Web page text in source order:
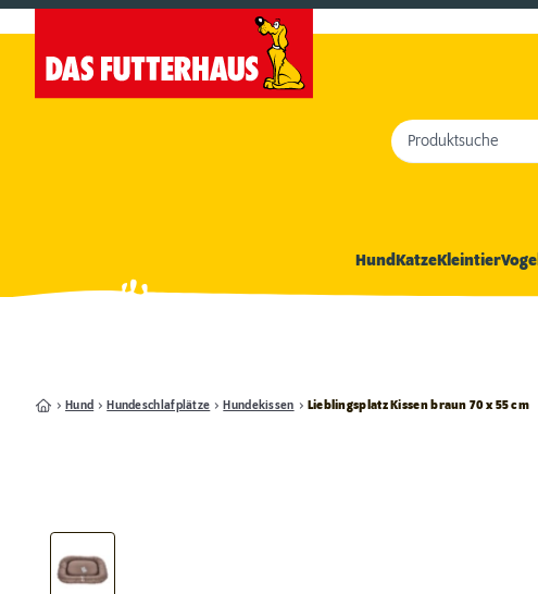
Produktsuche
HundKatzeKleintierVogel
Hund Hundeschlafplätze Hundekissen Lieblingsplatz Kissen braun 70 x 55 cm